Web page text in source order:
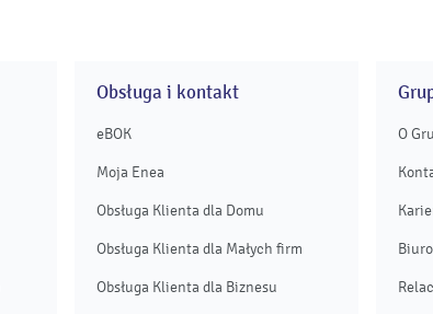
Obsługa i kontakt
eBOK
Moja Enea
Obsługa Klienta dla Domu
Obsługa Klienta dla Małych firm
Obsługa Klienta dla Biznesu
O